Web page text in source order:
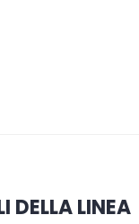
DELLA LINEA